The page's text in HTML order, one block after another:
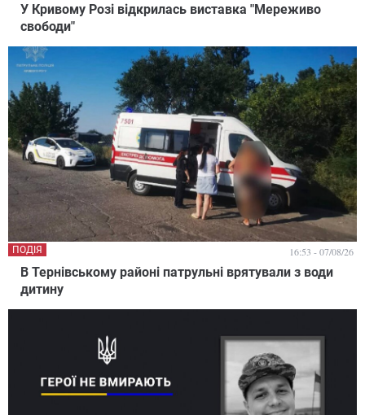
У Кривому Розі відкрилась виставка "Мереживо
свободи"
В Тернівському районі патрульні врятували з води
дитину
ПОДІЯ 16:53 - 07/08/26